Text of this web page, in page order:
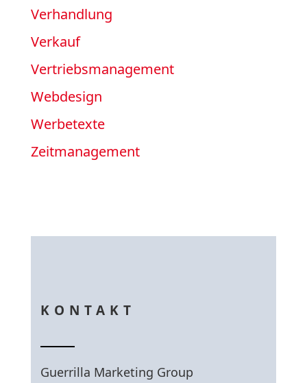
Verhandlung
Verkauf
Vertriebsmanagement
Webdesign
Werbetexte
Zeitmanagement
KONTAKT
Guerrilla Marketing Group